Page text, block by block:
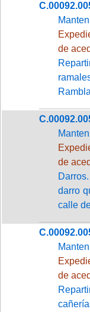
de
de
darro
calle
de